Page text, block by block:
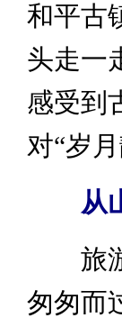
和平古
头走一
感受到
对“岁
从
旅游
匆匆而